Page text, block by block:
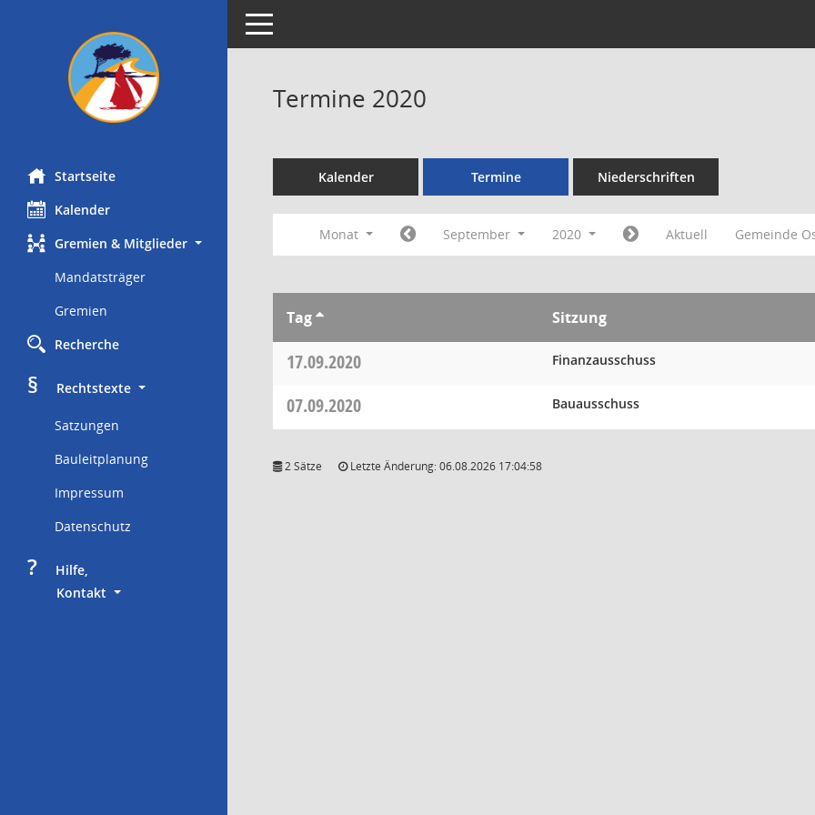
Startseite
Kalender
Gremien & Mitglieder
Mandatsträger
Gremien
Recherche
§
     Rechtstexte
Satzungen
Bauleitplanung
Impressum
Datenschutz
?
     Hilfe,
Kontakt
Toggle navigation
Termine 2020
Kalender Termine Niederschriften
Monat September 2020 Aktuell Gemeinde
Tag Sitzung
17.09.2020 Finanzausschuss
07.09.2020 Bauausschuss
2 Sätze Letzte Änderung: 06.08.2026 17:04:58